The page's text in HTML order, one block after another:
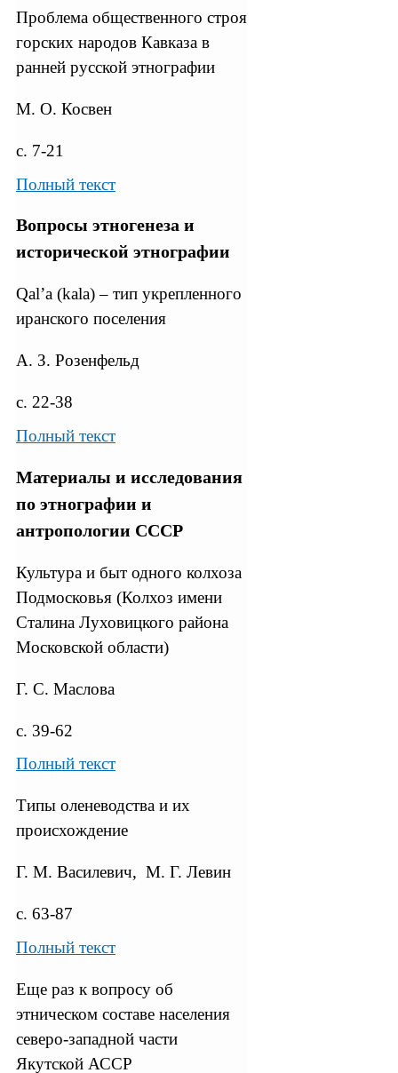
Проблема общественного строя
горских народов Кавказа в
ранней русской этнографии
М. О. Косвен
с. 7-21
Полный текст
Вопросы этногенеза и
исторической этнографии
Qal’a (kala) – тип укрепленного
иранского поселения
А. З. Розенфельд
с. 22-38
Полный текст
Материалы и исследования
по этнографии и
антропологии СССР
Культура и быт одного колхоза
Подмосковья (Колхоз имени
Сталина Луховицкого района
Московской области)
Г. С. Маслова
с. 39-62
Полный текст
Типы оленеводства и их
происхождение
Г. М. Василевич, М. Г. Левин
с. 63-87
Полный текст
Еще раз к вопросу об
этническом составе населения
северо-западной части
Якутской АССР